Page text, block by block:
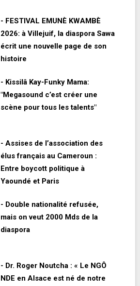
- FESTIVAL EMUNÈ KWAMBÈ
2026: à Villejuif, la diaspora Sawa
écrit une nouvelle page de son
histoire
- Kissilâ Kay-Funky Mama:
"Megasound c’est créer une
scène pour tous les talents"
- Assises de l’association des
élus français au Cameroun :
Entre boycott politique à
Yaoundé et Paris
- Double nationalité refusée,
mais on veut 2000 Mds de la
diaspora
- Dr. Roger Noutcha : « Le NGÔ
NDE en Alsace est né de notre